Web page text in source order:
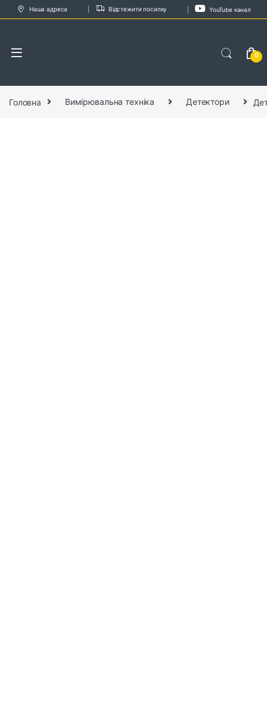
Skip to navigation
Skip to content
Наша адреса Відстежити посилку YouTube канал
0
Головна Вимірювальна техніка Детектори